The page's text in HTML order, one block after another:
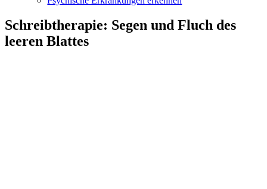
Schreibtherapie: Segen und Fluch des
leeren Blattes